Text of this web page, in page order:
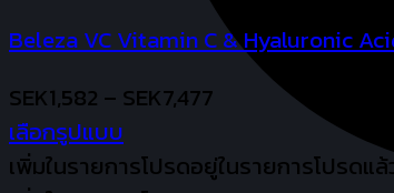
variants.
The
options
may
Beleza VC Vitamin C & Hyaluronic
SEK1,582 – SEK7,477
SEK1,582
เลือกรูปแบบ
This
เพิ่มในรายการโปรดอยู่ในรายการโปรดแล้